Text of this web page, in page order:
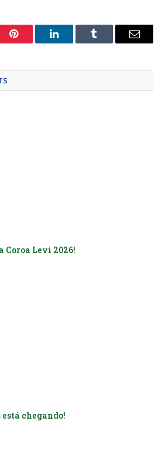
Pinterest LinkedInTumblr
E-
Coroa Levi 2026!
chegando!